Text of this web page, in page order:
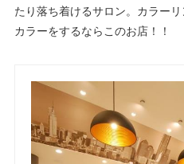
たり落ち着けるサロン。カラー
カラーをするならこのお店！！